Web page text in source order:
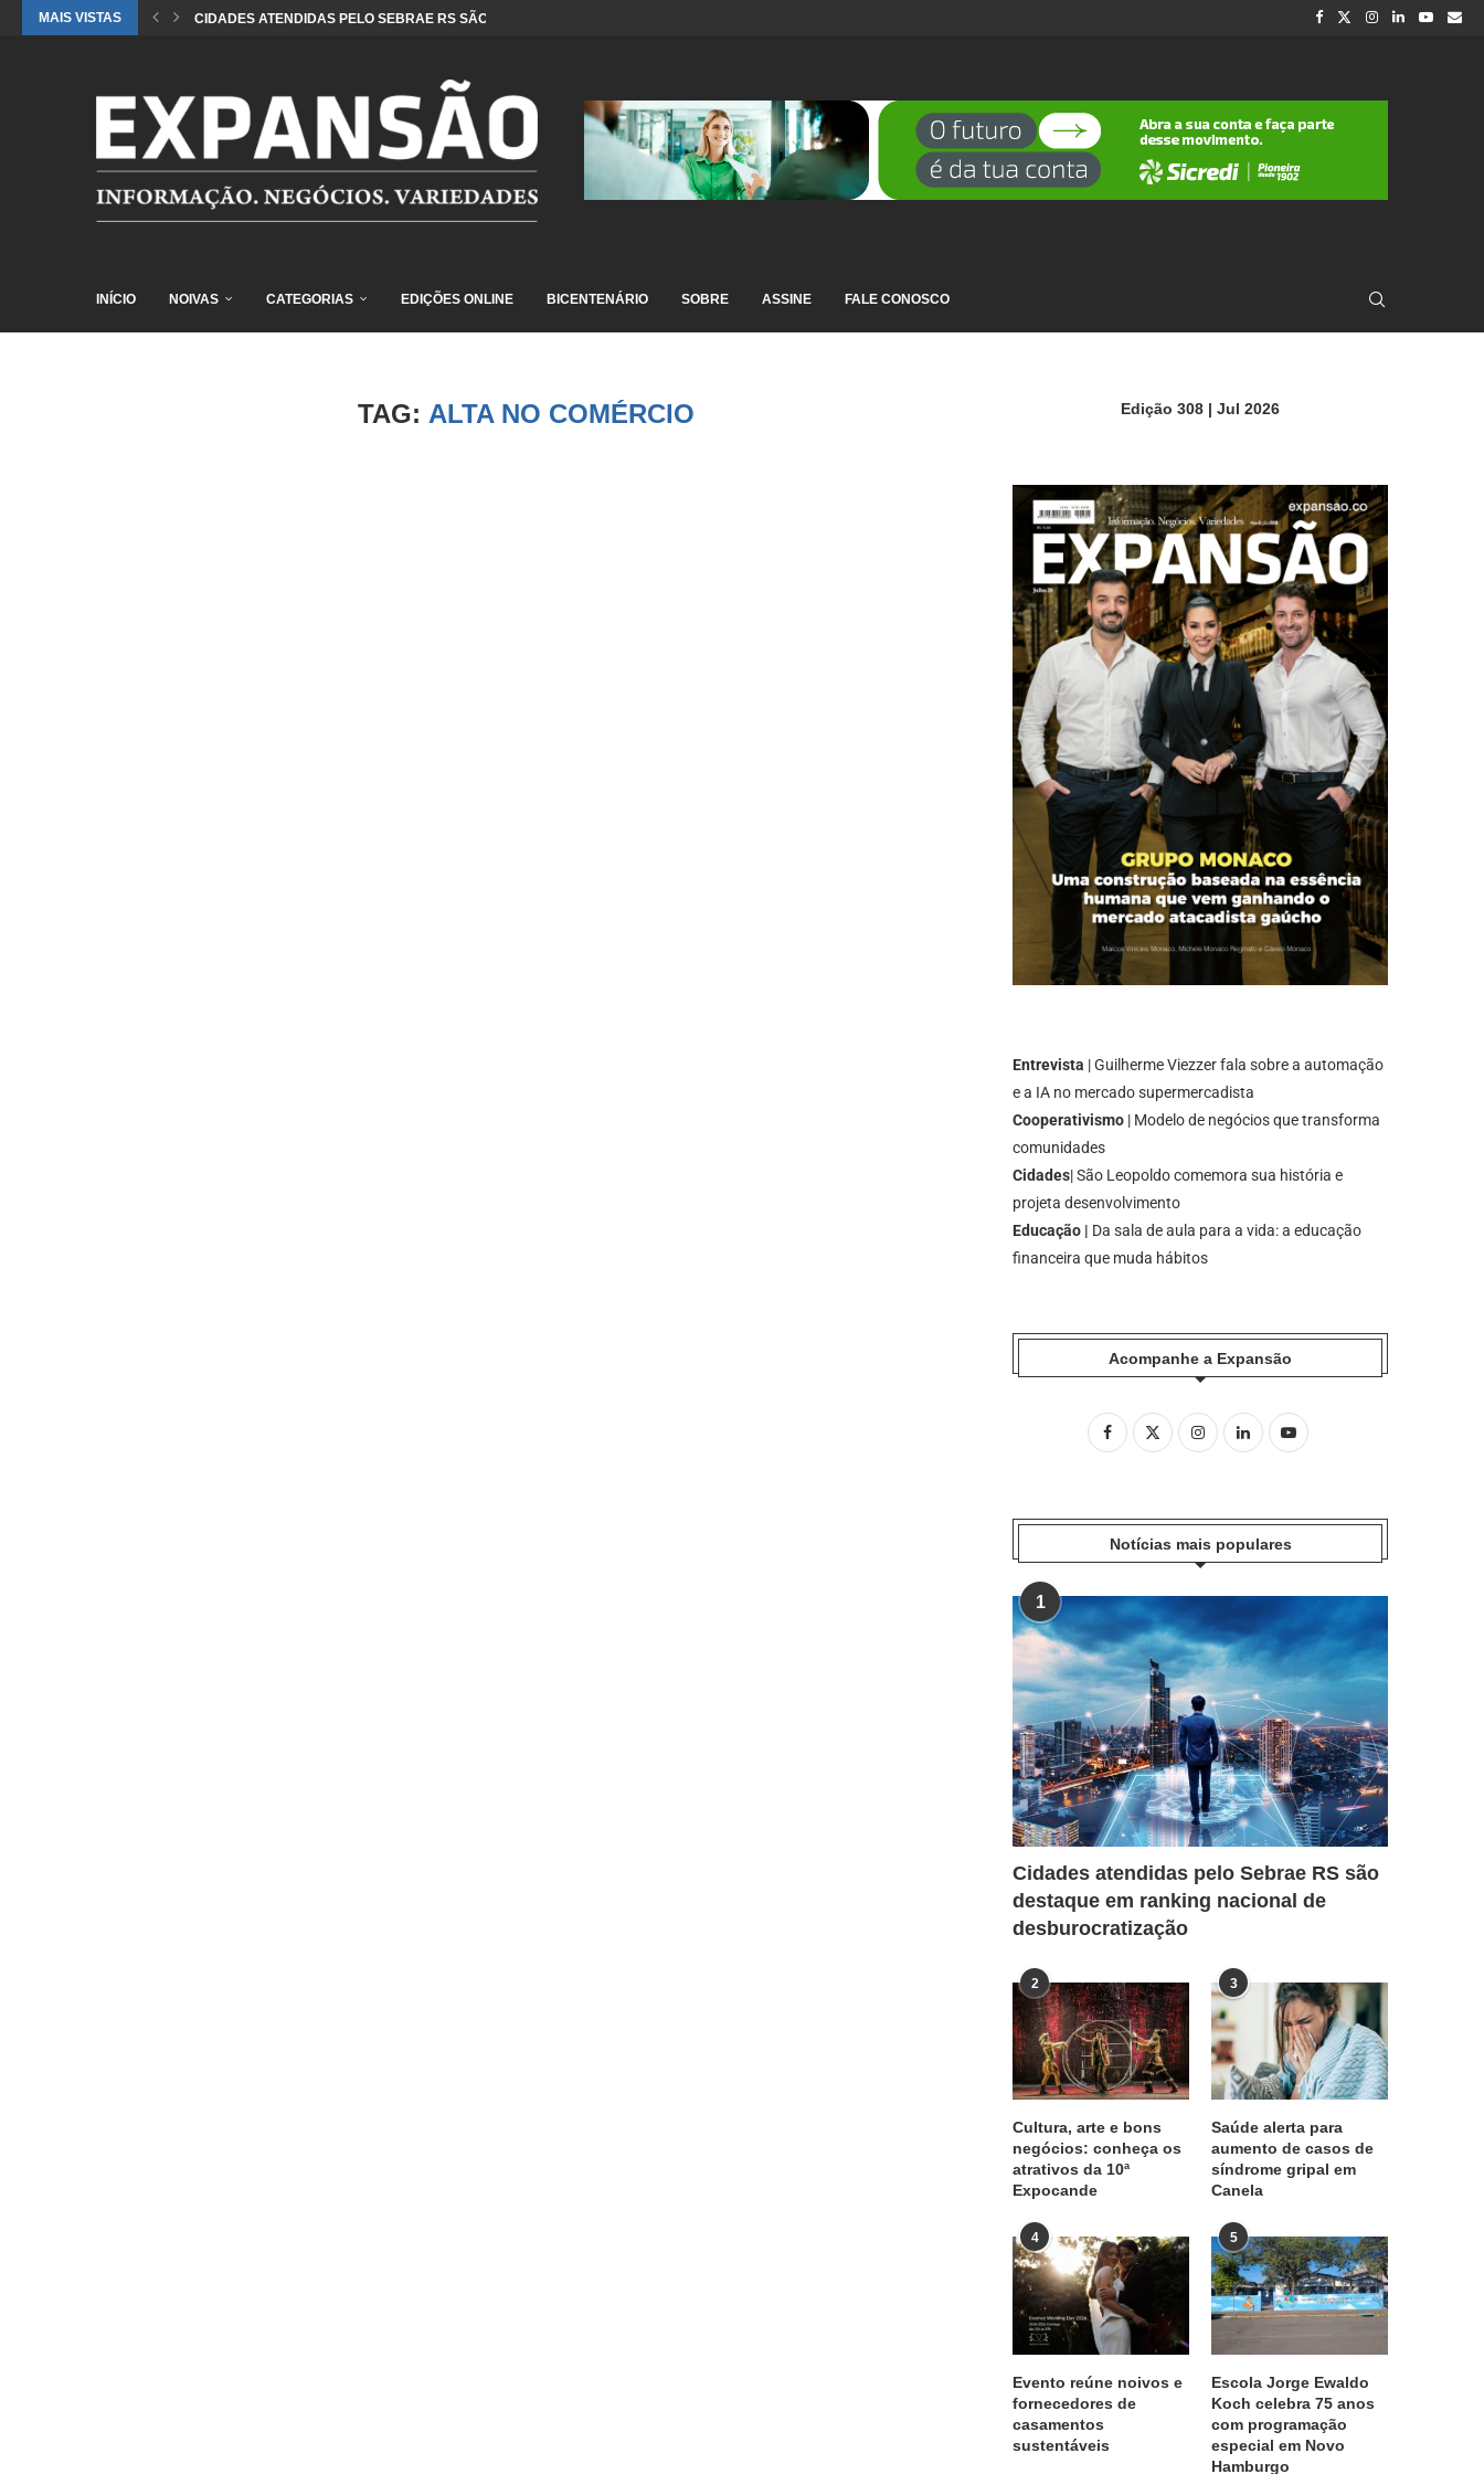
MAIS VISTAS CIDADES ATENDIDAS PELO SEBRAE RS SÃO DESTAQUE EM RANKING NACIONAL...
INÍCIO NOIVAS CATEGORIAS EDIÇÕES ONLINE BICENTENÁRIO SOBRE ASSINE FALE CONOSCO
TAG: ALTA NO COMÉRCIO Edição 308 | Jul 2026
Entrevista | Guilherme Viezzer fala sobre a automação
e a IA no mercado supermercadista
Cooperativismo | Modelo de negócios que transforma
comunidades
Cidades| São Leopoldo comemora sua história e
projeta desenvolvimento
Educação | Da sala de aula para a vida: a educação
financeira que muda hábitos
Acompanhe a Expansão
Notícias mais populares
1
Cidades atendidas pelo Sebrae RS são
destaque em ranking nacional de
desburocratização
2
Cultura, arte e bons
negócios: conheça os
atrativos da 10ª
Expocande
3
Saúde alerta para
aumento de casos de
síndrome gripal em
Canela
4
Evento reúne noivos e
fornecedores de
casamentos
sustentáveis
5
Escola Jorge Ewaldo
Koch celebra 75 anos
com programação
especial em Novo
Hamburgo